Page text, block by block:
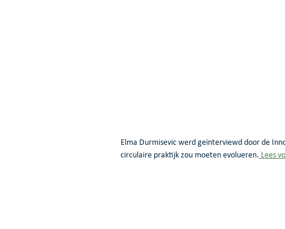
Elma Durmisevic werd geïnterviewd door de
circulaire praktijk zou moeten evolueren. Lees